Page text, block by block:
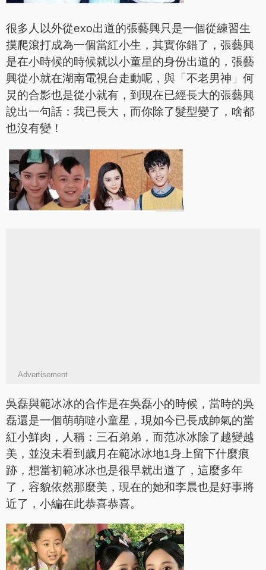
很多人以外從exo出道的張藝興只是一個從練習生
摸爬滾打成為一個當紅小生，其實你錯了，張藝興
是在小時候的時候就以小童星的身份出道的，張藝
興從小就在湖南電視台走動呢，與「不老男神」何
炅的合影也是從小就有，到現在已經長大的張藝興
說出一句話：我已長大，而你除了髮型變了，啥都
也沒有變！
Advertisement
吳磊與範冰冰的合作是在吳磊小的時候，當時的吳
磊還是一個萌萌噠小童星，現如今已長成帥氣的當
紅小鮮肉，人稱：三石弟弟，而范冰冰除了越變越
美，並沒未看到歲月在範冰冰地1身上留下什麼痕
跡，想當初範冰冰也是很早就出道了，這麼多年
了，容貌依然那麼美，現在的她和李晨也是好事將
近了，小編在此恭喜恭喜。